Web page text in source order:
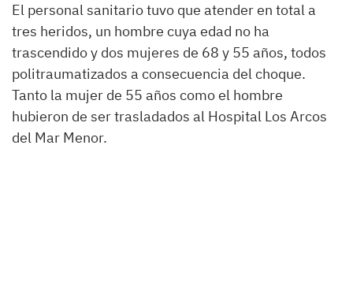
El personal sanitario tuvo que atender en total a
tres heridos, un hombre cuya edad no ha
trascendido y dos mujeres de 68 y 55 años, todos
politraumatizados a consecuencia del choque.
Tanto la mujer de 55 años como el hombre
hubieron de ser trasladados al Hospital Los Arcos
del Mar Menor.